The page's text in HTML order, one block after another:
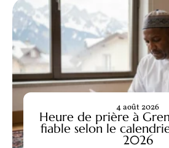
Heure de prière à
fiable selon le
2026
4 août 2026